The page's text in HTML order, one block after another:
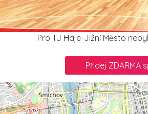
Pro TJ Háje-Jižní Město
Přidej ZDARMA